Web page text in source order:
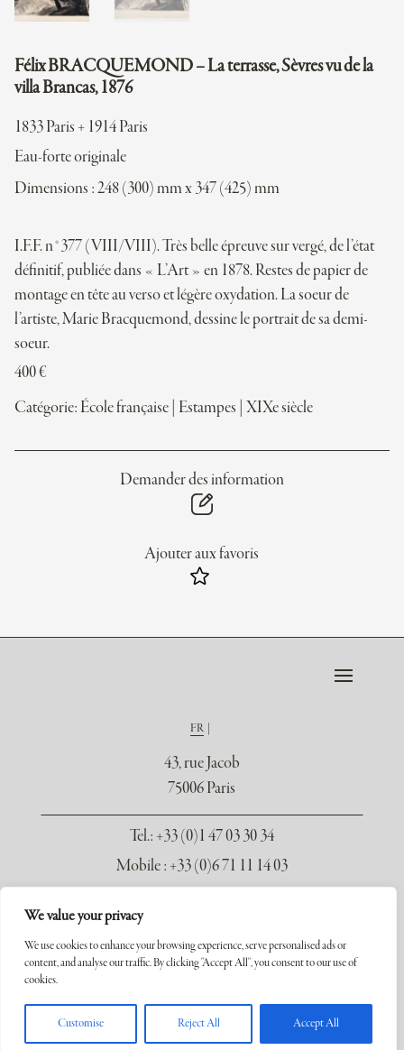
We value your privacy
We use cookies to enhance your browsing experience, serve personalised ads or
content, and analyse our traffic. By clicking "Accept All", you consent to our use of
cookies.
Customise Reject All Accept All
Félix BRACQUEMOND – La terrasse, Sèvres vu de la
villa Brancas, 1876
1833 Paris + 1914 Paris
Eau-forte originale
Dimensions : 248 (300) mm x 347 (425) mm
I.F.F. n°377 (VIII/VIII). Très belle épreuve sur vergé, de l’état
définitif, publiée dans « L’Art » en 1878. Restes de papier de
montage en tête au verso et légère oxydation. La soeur de
l’artiste, Marie Bracquemond, dessine le portrait de sa demi-
soeur.
400€
Catégorie: École française Estampes XIXe siècle
Demander des information
Ajouter aux favoris
FR
43, rue Jacob
75006 Paris
Tel.: +33 (0)1 47 03 30 34
Mobile : +33 (0)6 71 11 14 03